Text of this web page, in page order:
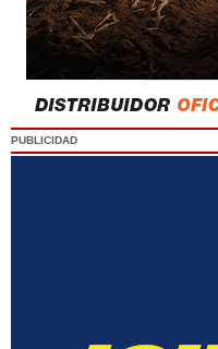
PUBLICIDAD